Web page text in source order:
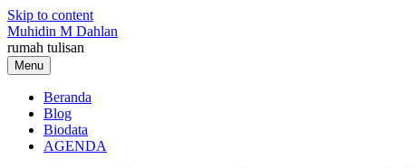
Skip to content
Muhidin M Dahlan
rumah tulisan
Menu
Beranda
Blog
Biodata
AGENDA